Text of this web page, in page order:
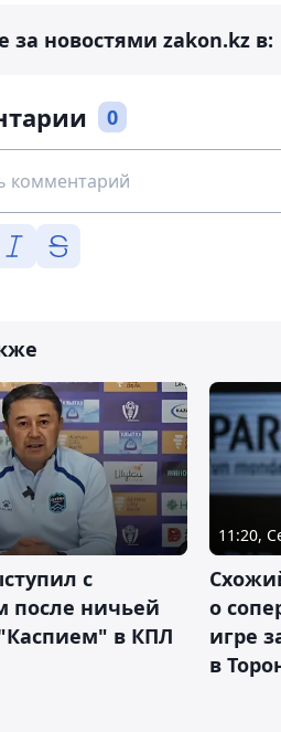
за новостями zakon.kz в:
0
с
после ничьей
в КПЛ
11:20,
о
игре
в